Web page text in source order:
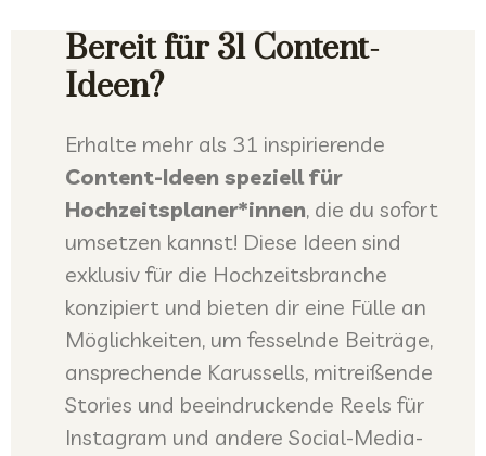
Bereit für 31 Content-
Ideen?
Erhalte mehr als 31 inspirierende
Content-Ideen speziell für
Hochzeitsplaner*innen, die du sofort
umsetzen kannst! Diese Ideen sind
exklusiv für die Hochzeitsbranche
konzipiert und bieten dir eine Fülle an
Möglichkeiten, um fesselnde Beiträge,
ansprechende Karussells, mitreißende
Stories und beeindruckende Reels für
Instagram und andere Social-Media-